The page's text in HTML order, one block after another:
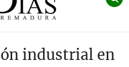
industrial en